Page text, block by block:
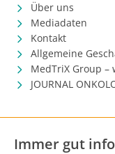
Über uns
Mediadaten
Kontakt
Allgemeine
MedTriX Group
JOURNAL
Immer gut